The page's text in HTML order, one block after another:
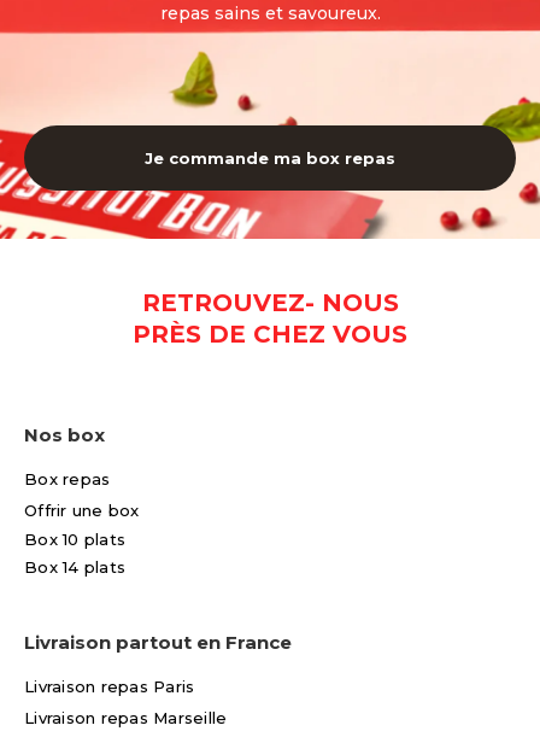
repas sains et savoureux.
Je commande ma box repas
RETROUVEZ- NOUS
PRÈS DE CHEZ VOUS
Nos box
Box repas
Offrir une box
Box 10 plats
Box 14 plats
Livraison partout en France
Livraison repas Paris
Livraison repas Marseille